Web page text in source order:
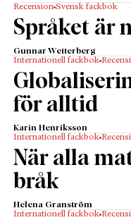
Recension Svensk fackbok
Språket är
Gunnar Wetterberg
Internationell fackbok
för alltid
Karin Henriksson
Internationell fackbok
När alla
bråk
Helena Granström
Internationell fackbok